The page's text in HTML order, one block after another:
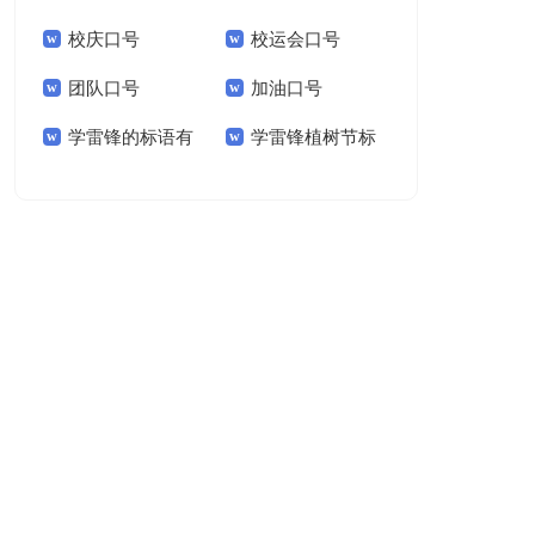
校庆口号 校运会口号
团队口号 加油口号
学雷锋的标语有 学雷锋植树节标